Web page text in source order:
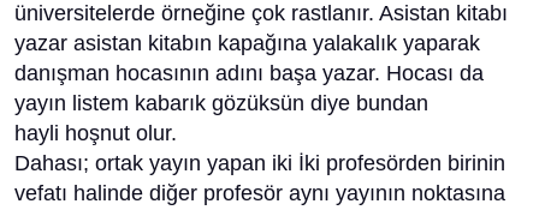
üniversitelerde örneğine çok rastlanır. Asistan kitabı
yazar asistan kitabın kapağına yalakalık yaparak
danışman hocasının adını başa yazar. Hocası da
yayın listem kabarık gözüksün diye bundan
hayli hoşnut olur.
Dahası; ortak yayın yapan iki İki profesörden birinin
vefatı halinde diğer profesör aynı yayının noktasına